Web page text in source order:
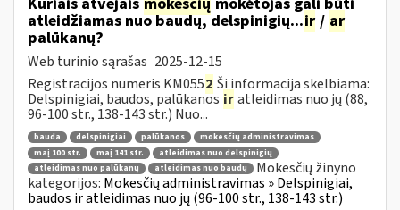
atleidžiamas nuo baudų, delspinigių...ir / ar
palūkanų?
Web turinio sąrašas 2025-12-15
Registracijos numeris KM0552 Ši informacija skelbiama:
Delspinigiai, baudos, palūkanos iratleidimas nuo jų (88,
96-100 str., 138-143 str.) Nuo...
bauda delspinigiai palūkanos
mokesčių administravimas
maį 100 str.
maį 141 str.
atleidimas nuo delspinigių
atleidimas nuo palūkanų
atleidimas nuo baudų
Mokesčių žinyno
kategorijos: Mokesčių administravimas » Delspinigiai,
baudos ir atleidimas nuo jų (96-100 str., 138-143 str.)